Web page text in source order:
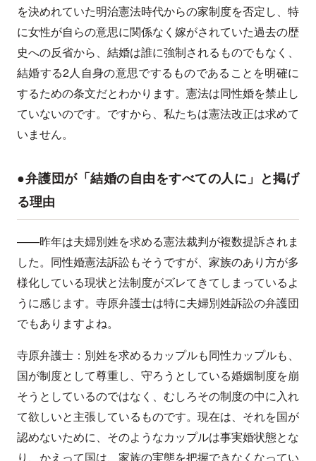
を決めれていた明治憲法時代からの家制度を否定し、特
に女性が自らの意思に関係なく嫁がされていた過去の歴
史への反省から、結婚は誰に強制されるものでもなく、
結婚する2人自身の意思でするものであることを明確に
するための条文だとわかります。憲法は同性婚を禁止し
ていないのです。ですから、私たちは憲法改正は求めて
いません。
●弁護団が「結婚の自由をすべての人に」と掲げ
る理由
——昨年は夫婦別姓を求める憲法裁判が複数提訴されま
した。同性婚憲法訴訟もそうですが、家族のあり方が多
様化している現状と法制度がズレてきてしまっているよ
うに感じます。寺原弁護士は特に夫婦別姓訴訟の弁護団
でもありますよね。
寺原弁護士：別姓を求めるカップルも同性カップルも、
国が制度として尊重し、守ろうとしている婚姻制度を崩
そうとしているのではなく、むしろその制度の中に入れ
て欲しいと主張しているものです。現在は、それを国が
認めないために、そのようなカップルは事実婚状態とな
り、かえって国は、家族の実態を把握できなくなってい